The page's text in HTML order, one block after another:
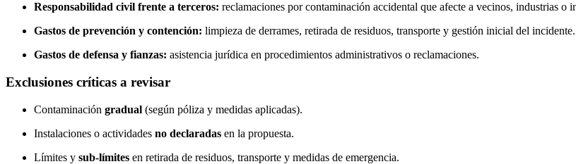
Responsabilidad civil frente a terceros: reclamaciones por contaminación accidental que afecte a vecinos, industrias o
Gastos de prevención y contención: limpieza de derrames, retirada de residuos, transporte y gestión inicial del incidente.
Gastos de defensa y fianzas: asistencia jurídica en procedimientos administrativos o reclamaciones.
Exclusiones críticas a revisar
Contaminación gradual (según póliza y medidas aplicadas).
Instalaciones o actividades no declaradas en la propuesta.
Límites y sub-límites en retirada de residuos, transporte y medidas de emergencia.